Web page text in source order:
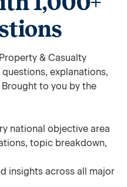
& Casualty
explanations,
to you by the
national objective area
topic breakdown,
insights across all major